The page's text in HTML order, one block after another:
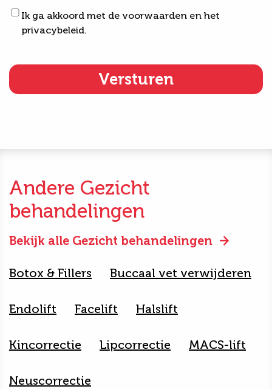
Voorwaarden
privacybeleid
Ik ga akkoord met de voorwaarden en het
privacybeleid.
Andere Gezicht
behandelingen
Bekijk alle Gezicht behandelingen
Botox & Fillers Buccaal vet verwijderen
Endolift Facelift Halslift
Kincorrectie Lipcorrectie MACS-lift
Neuscorrectie